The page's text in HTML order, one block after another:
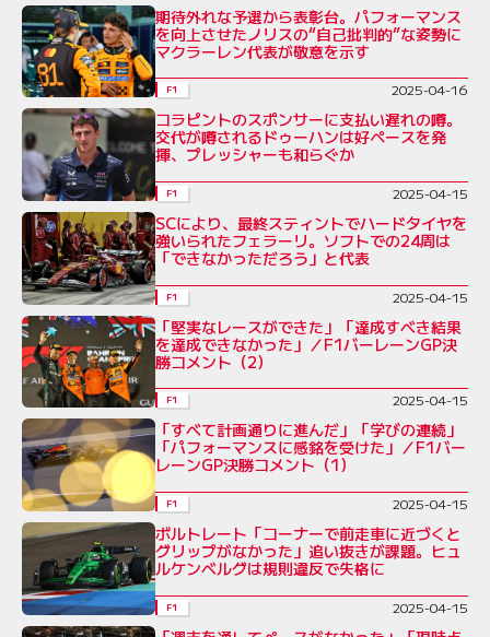
期待外れな予選から表彰台。パフォーマンス
を向上させたノリスの“自己批判的”な姿勢に
マクラーレン代表が敬意を示す
F1 2025-04-16
コラピントのスポンサーに支払い遅れの噂。
交代が噂されるドゥーハンは好ペースを発
揮、プレッシャーも和らぐか
F1 2025-04-15
SCにより、最終スティントでハードタイヤを
強いられたフェラーリ。ソフトでの24周は
「できなかっただろう」と代表
F1 2025-04-15
「堅実なレースができた」「達成すべき結果
を達成できなかった」／F1バーレーンGP決
勝コメント（2）
F1 2025-04-15
「すべて計画通りに進んだ」「学びの連続」
「パフォーマンスに感銘を受けた」／F1バー
レーンGP決勝コメント（1）
F1 2025-04-15
ボルトレート「コーナーで前走車に近づくと
グリップがなかった」追い抜きが課題。ヒュ
ルケンベルグは規則違反で失格に
F1 2025-04-15